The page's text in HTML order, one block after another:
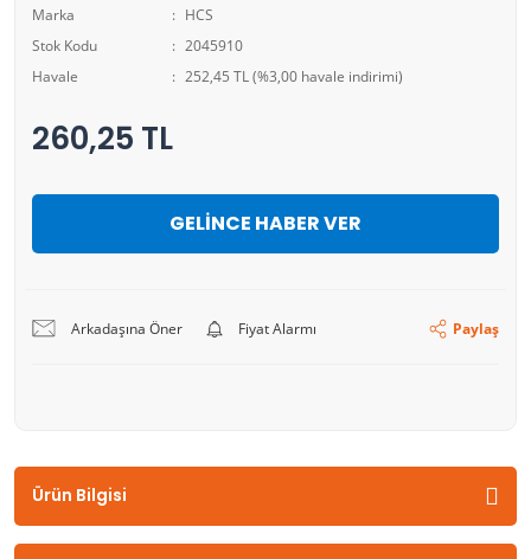
Marka
HCS
Stok Kodu
2045910
Havale
252,45 TL (%3,00 havale indirimi)
260,25 TL
GELİNCE HABER VER
Arkadaşına Öner Fiyat Alarmı Paylaş
Ürün Bilgisi